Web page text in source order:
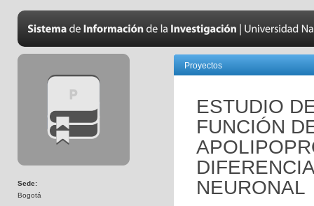
Sede:
Bogotá
Proyectos
ESTUDIO
FUNCIÓN
NEURONAL